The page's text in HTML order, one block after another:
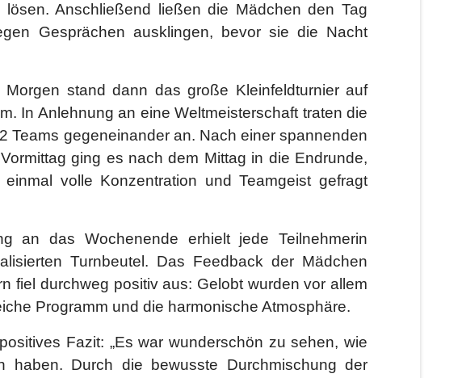
Anschließend ließen die Mädchen den Tag
Gesprächen ausklingen, bevor sie die Nacht
stand dann das große Kleinfeldturnier auf
In Anlehnung an eine Weltmeisterschaft traten die
Teams gegeneinander an. Nach einer spannenden
ging es nach dem Mittag in die Endrunde,
volle Konzentration und Teamgeist gefragt
an das Wochenende erhielt jede Teilnehmerin
Turnbeutel. Das Feedback der Mädchen
fiel durchweg positiv aus: Gelobt wurden vor allem
Programm und die harmonische Atmosphäre.
Fazit: „Es war wunderschön zu sehen, wie
haben. Durch die bewusste Durchmischung der